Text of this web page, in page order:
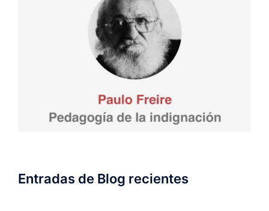
Entradas de Blog recientes